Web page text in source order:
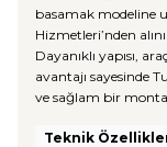
basamak modeline
Hizmetleri’nden
Dayanıklı yapısı,
avantajı sayesinde
ve sağlam bir
Teknik